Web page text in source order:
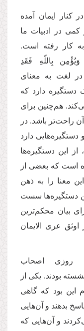
کنار ایمان آمده
کمی در ادبیات ما
کار رفته است.
بِاللّهِ فَقَدِ
لغت به معنای
دارد که
هم‌چنین برای
راحت‌تر باشد. در
دارد
از این دستگیره‌ها
است که بعضی از
معنا را به ذهن
دستگیره‌ها سست
بیان محکم‌ترین
اوثق عری الایمان
روزی اصحاب
بودند. یکی از
این بود که گاهی
بدهند و آن‌هایی
و آن‌هایی که